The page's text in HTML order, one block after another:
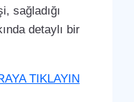
sağladığı
detaylı bir
TIKLAYIN